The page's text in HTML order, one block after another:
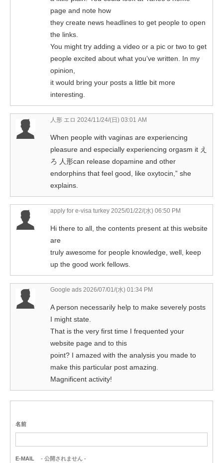
page and note how
they create news headlines to get people to open
the links.
You might try adding a video or a pic or two to get
people excited about what you’ve written. In my
opinion,
it would bring your posts a little bit more
interesting.
人形 エロ 2024/11/24/(日) 03:01 AM
When people with vaginas are experiencing
pleasure and especially experiencing orgasm it え
ろ 人形can release dopamine and other
endorphins that feel good, like oxytocin,” she
explains.
apply for e-visa turkey 2025/01/22/(水) 06:50 PM
Hi there to all, the contents present at this website
are
truly awesome for people knowledge, well, keep
up the good work fellows.
Google ads 2026/07/01/(水) 01:34 PM
A person necessarily help to make severely posts
I might state.
That is the very first time I frequented your
website page and to this
point? I amazed with the analysis you made to
make this particular post amazing.
Magnificent activity!
名前
E-MAIL - 公開されません -